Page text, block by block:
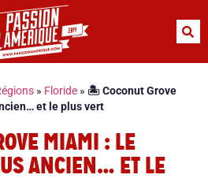
» Floride » 🏝️ Coconut Grove
et le plus vert
MIAMI : LE
ANCIEN… ET LE